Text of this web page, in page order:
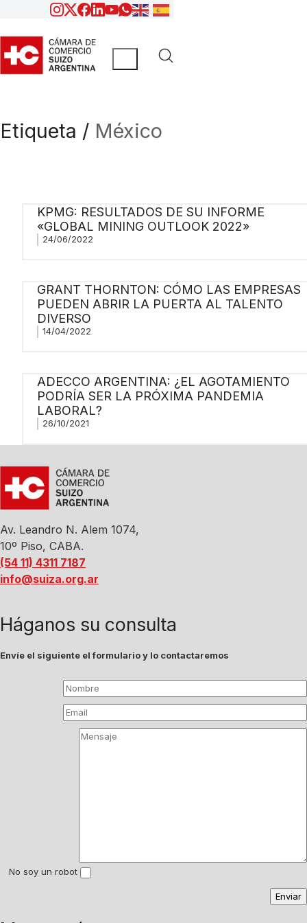
Etiqueta / México
KPMG: RESULTADOS DE SU INFORME
«GLOBAL MINING OUTLOOK 2022»
24/06/2022
GRANT THORNTON: CÓMO LAS EMPRESAS
PUEDEN ABRIR LA PUERTA AL TALENTO
DIVERSO
14/04/2022
ADECCO ARGENTINA: ¿EL AGOTAMIENTO
PODRÍA SER LA PRÓXIMA PANDEMIA
LABORAL?
26/10/2021
Av. Leandro N. Alem 1074,
10º Piso, CABA.
(54 11) 4311 7187
info@suiza.org.ar
Háganos su consulta
Envíe el siguiente el formulario y lo contactaremos
No soy un robot